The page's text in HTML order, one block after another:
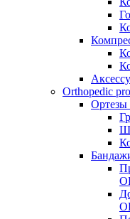
Orthopedic
Ортезы